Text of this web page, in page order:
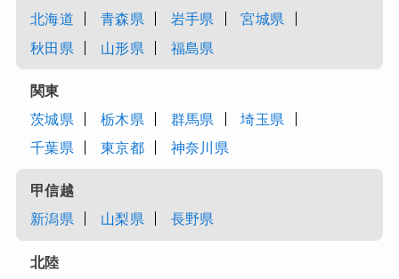
北海道
青森県 岩手県
宮城県
秋田県
山形県 福島県
関東
茨城県
栃木県 群馬県
埼玉県
千葉県
東京都 神奈川県
甲信越
新潟県
山梨県 長野県
北陸